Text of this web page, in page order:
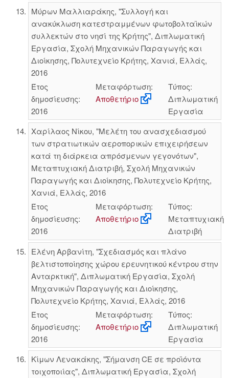
Μύρων Μαλλιαράκης, "Συλλογή και
ανακύκλωση κατεστραμμένων φωτοβολταϊκών
συλλεκτών στο νησί της Κρήτης", Διπλωματική
Εργασία, Σχολή Μηχανικών Παραγωγής και
Διοίκησης, Πολυτεχνείο Κρήτης, Χανιά, Ελλάς,
2016
Έτος
δημοσίευσης:
2016
Μεταφόρτωση:
Αποθετήριο
Τύπος:
Διπλωματική
Εργασία
Χαρίλαος Νίκου, "Μελέτη του ανασχεδιασμού
των στρατιωτικών αεροπορικών επιχειρήσεων
κατά τη διάρκεια απρόσμενων γεγονότων",
Μεταπτυχιακή Διατριβή, Σχολή Μηχανικών
Παραγωγής και Διοίκησης, Πολυτεχνείο Κρήτης,
Χανιά, Ελλάς, 2016
Έτος
δημοσίευσης:
2016
Μεταφόρτωση:
Αποθετήριο
Τύπος:
Μεταπτυχιακή
Διατριβή
Ελένη Αρβανίτη, "Σχεδιασμός και πλάνο
βελτιστοποίησης χώρου ερευνητικού κέντρου στην
Ανταρκτική", Διπλωματική Εργασία, Σχολή
Μηχανικών Παραγωγής και Διοίκησης,
Πολυτεχνείο Κρήτης, Χανιά, Ελλάς, 2016
Έτος
δημοσίευσης:
2016
Μεταφόρτωση:
Αποθετήριο
Τύπος:
Διπλωματική
Εργασία
Κίμων Λενακάκης, "Σήμανση CE σε προϊόντα
τοιχοποιίας", Διπλωματική Εργασία, Σχολή